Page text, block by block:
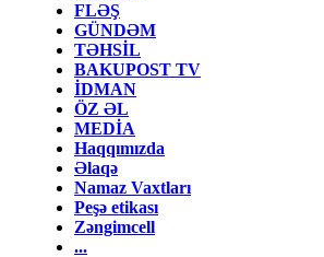
FLƏŞ
GÜNDƏM
TƏHSİL
BAKUPOST TV
İDMAN
ÖZ ƏL
MEDİA
Haqqımızda
Əlaqə
Namaz Vaxtları
Peşə etikası
Zəngimcell
...